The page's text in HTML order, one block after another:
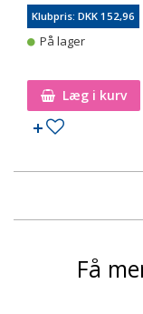
Klubpris: DKK 152,96
På lager
Læg i kurv
Tilføj til
Få